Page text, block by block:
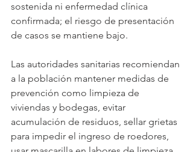
sostenida ni enfermedad clínica
confirmada; el riesgo de presentación
de casos se mantiene bajo.
Las autoridades sanitarias recomiendan
a la población mantener medidas de
prevención como limpieza de
viviendas y bodegas, evitar
acumulación de residuos, sellar grietas
para impedir el ingreso de roedores,